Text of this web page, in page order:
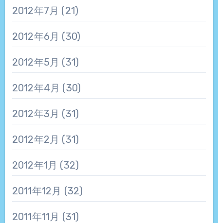
2012年7月 (21)
2012年6月 (30)
2012年5月 (31)
2012年4月 (30)
2012年3月 (31)
2012年2月 (31)
2012年1月 (32)
2011年12月 (32)
2011年11月 (31)